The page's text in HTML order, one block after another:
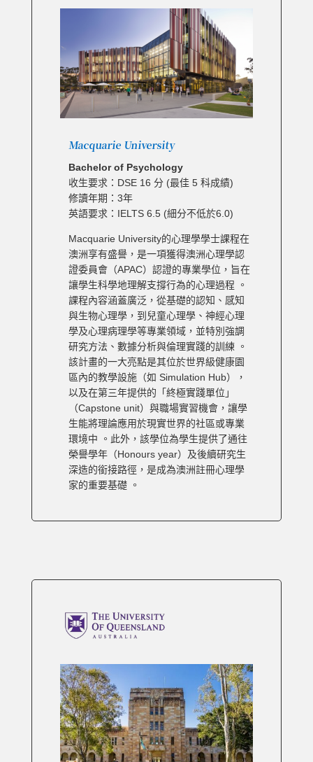
Macquarie University
Bachelor of Psychology
收生要求：DSE 16 分 (最佳 5 科成績)
修讀年期：3年
英語要求：IELTS 6.5 (細分不低於6.0)
Macquarie University的心理學學士課程在
澳洲享有盛譽，是一項獲得澳洲心理學認
證委員會（APAC）認證的專業學位，旨在
讓學生科學地理解支撐行為的心理過程 。
課程內容涵蓋廣泛，從基礎的認知、感知
與生物心理學，到兒童心理學、神經心理
學及心理病理學等專業領域，並特別強調
研究方法、數據分析與倫理實踐的訓練 。
該計畫的一大亮點是其位於世界級健康園
區內的教學設施（如 Simulation Hub），
以及在第三年提供的「終極實踐單位」
（Capstone unit）與職場實習機會，讓學
生能將理論應用於現實世界的社區或專業
環境中 。此外，該學位為學生提供了通往
榮譽學年（Honours year）及後續研究生
深造的銜接路徑，是成為澳洲註冊心理學
家的重要基礎 。